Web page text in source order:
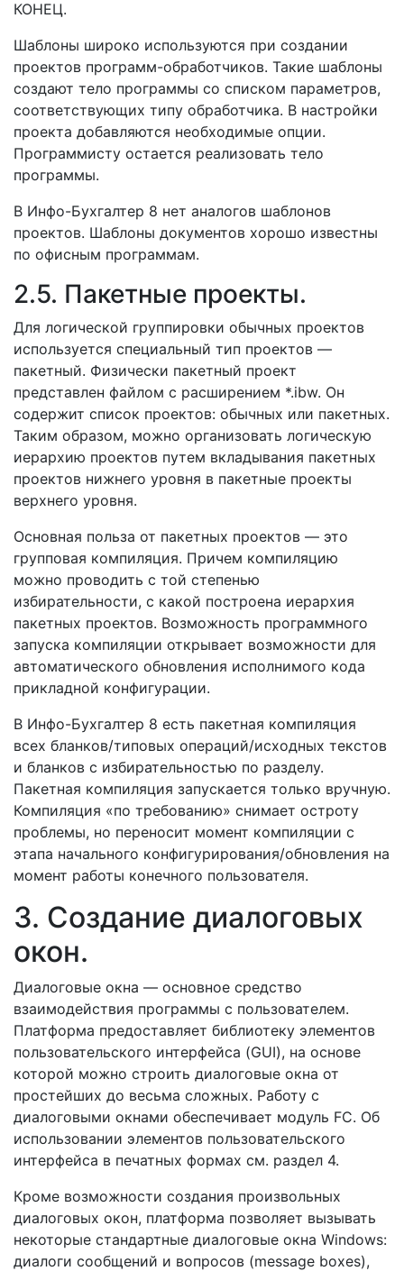
КОНЕЦ.
Шаблоны широко используются при создании
проектов программ-обработчиков. Такие шаблоны
создают тело программы со списком параметров,
соответствующих типу обработчика. В настройки
проекта добавляются необходимые опции.
Программисту остается реализовать тело
программы.
В Инфо-Бухгалтер 8 нет аналогов шаблонов
проектов. Шаблоны документов хорошо известны
по офисным программам.
2.5. Пакетные проекты.
Для логической группировки обычных проектов
используется специальный тип проектов —
пакетный. Физически пакетный проект
представлен файлом с расширением *.ibw. Он
содержит список проектов: обычных или пакетных.
Таким образом, можно организовать логическую
иерархию проектов путем вкладывания пакетных
проектов нижнего уровня в пакетные проекты
верхнего уровня.
Основная польза от пакетных проектов — это
групповая компиляция. Причем компиляцию
можно проводить с той степенью
избирательности, с какой построена иерархия
пакетных проектов. Возможность программного
запуска компиляции открывает возможности для
автоматического обновления исполнимого кода
прикладной конфигурации.
В Инфо-Бухгалтер 8 есть пакетная компиляция
всех бланков/типовых операций/исходных текстов
и бланков с избирательностью по разделу.
Пакетная компиляция запускается только вручную.
Компиляция «по требованию» снимает остроту
проблемы, но переносит момент компиляции с
этапа начального конфигурирования/обновления на
момент работы конечного пользователя.
3. Создание диалоговых
окон.
Диалоговые окна — основное средство
взаимодействия программы с пользователем.
Платформа предоставляет библиотеку элементов
пользовательского интерфейса (GUI), на основе
которой можно строить диалоговые окна от
простейших до весьма сложных. Работу с
диалоговыми окнами обеспечивает модуль FC. Об
использовании элементов пользовательского
интерфейса в печатных формах см. раздел 4.
Кроме возможности создания произвольных
диалоговых окон, платформа позволяет вызывать
некоторые стандартные диалоговые окна Windows:
диалоги сообщений и вопросов (message boxes),